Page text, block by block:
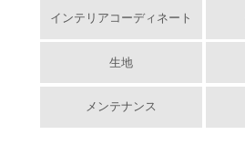
インテリアコーディネート
生地
メンテナンス